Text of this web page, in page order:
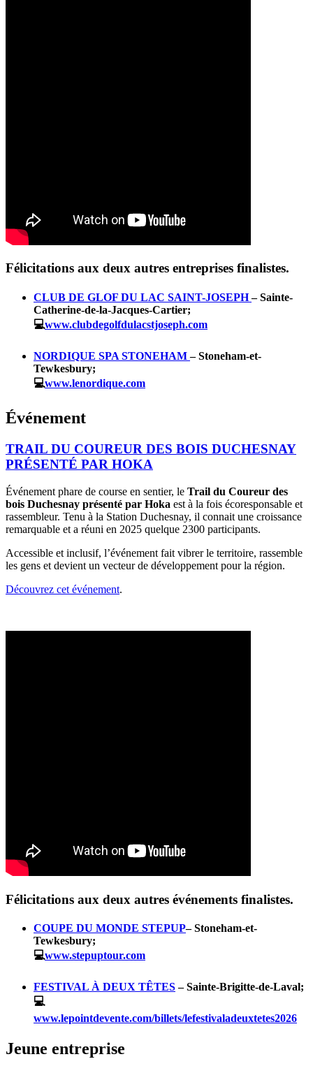
Félicitations aux deux autres entreprises finalistes.
CLUB DE GLOF DU LAC SAINT-JOSEPH– Sainte-
Catherine-de-la-Jacques-Cartier;
💻www.clubdegolfdulacstjoseph.com
NORDIQUE SPA STONEHAM– Stoneham-et-
Tewkesbury;
💻www.lenordique.com
Événement
TRAIL DU COUREUR DES BOIS DUCHESNAY
PRÉSENTÉ PAR HOKA
Événement phare de course en sentier, le Trail du Coureur des
bois Duchesnay présenté par Hoka est à la fois écoresponsable et
rassembleur. Tenu à la Station Duchesnay, il connait une croissance
remarquable et a réuni en 2025 quelque 2300 participants.
Accessible et inclusif, l’événement fait vibrer le territoire, rassemble
les gens et devient un vecteur de développement pour la région.
Découvrez cet événement.
Félicitations aux deux autres événements finalistes.
COUPE DU MONDE STEPUP–Stoneham-et-
Tewkesbury;
💻www.stepuptour.com
FESTIVAL À DEUX TÊTES–Sainte-Brigitte-de-Laval;
💻
www.lepointdevente.com/billets/lefestivaladeuxtetes2026
Jeune entreprise